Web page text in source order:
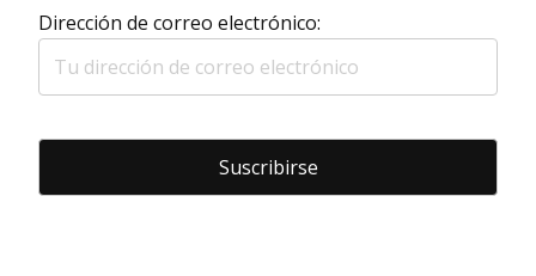
Dirección de correo electrónico: